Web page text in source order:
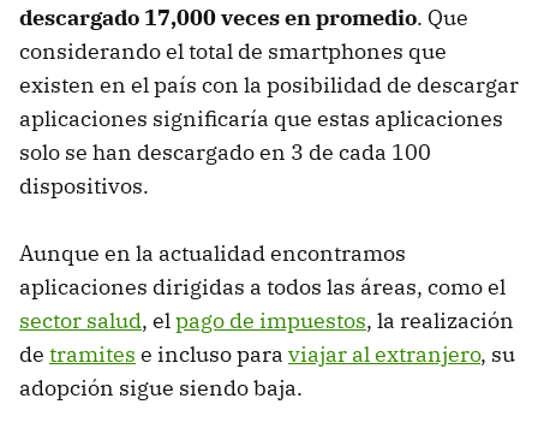
descargado 17,000 veces en promedio. Que
considerando el total de smartphones que
existen en el país con la posibilidad de descargar
aplicaciones significaría que estas aplicaciones
solo se han descargado en 3 de cada 100
dispositivos.
Aunque en la actualidad encontramos
aplicaciones dirigidas a todos las áreas, como el
sector salud, elpago de impuestos, la realización
de tramites e incluso para viajar al extranjero, su
adopción sigue siendo baja.